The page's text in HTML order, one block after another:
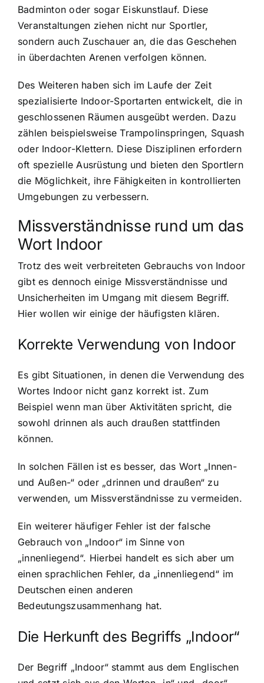
Badminton oder sogar Eiskunstlauf. Diese
Veranstaltungen ziehen nicht nur Sportler,
sondern auch Zuschauer an, die das Geschehen
in überdachten Arenen verfolgen können.
Des Weiteren haben sich im Laufe der Zeit
spezialisierte Indoor-Sportarten entwickelt, die in
geschlossenen Räumen ausgeübt werden. Dazu
zählen beispielsweise Trampolinspringen, Squash
oder Indoor-Klettern. Diese Disziplinen erfordern
oft spezielle Ausrüstung und bieten den Sportlern
die Möglichkeit, ihre Fähigkeiten in kontrollierten
Umgebungen zu verbessern.
Missverständnisse rund um das
Wort Indoor
Trotz des weit verbreiteten Gebrauchs von Indoor
gibt es dennoch einige Missverständnisse und
Unsicherheiten im Umgang mit diesem Begriff.
Hier wollen wir einige der häufigsten klären.
Korrekte Verwendung von Indoor
Es gibt Situationen, in denen die Verwendung des
Wortes Indoor nicht ganz korrekt ist. Zum
Beispiel wenn man über Aktivitäten spricht, die
sowohl drinnen als auch draußen stattfinden
können.
In solchen Fällen ist es besser, das Wort „Innen-
und Außen-“ oder „drinnen und draußen“ zu
verwenden, um Missverständnisse zu vermeiden.
Ein weiterer häufiger Fehler ist der falsche
Gebrauch von „Indoor“ im Sinne von
„innenliegend“. Hierbei handelt es sich aber um
einen sprachlichen Fehler, da „innenliegend“ im
Deutschen einen anderen
Bedeutungszusammenhang hat.
Die Herkunft des Begriffs „Indoor“
Der Begriff „Indoor“ stammt aus dem Englischen